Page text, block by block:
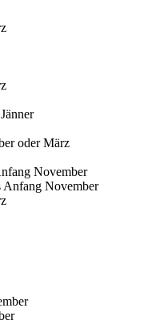
oder März
November
Anfang November